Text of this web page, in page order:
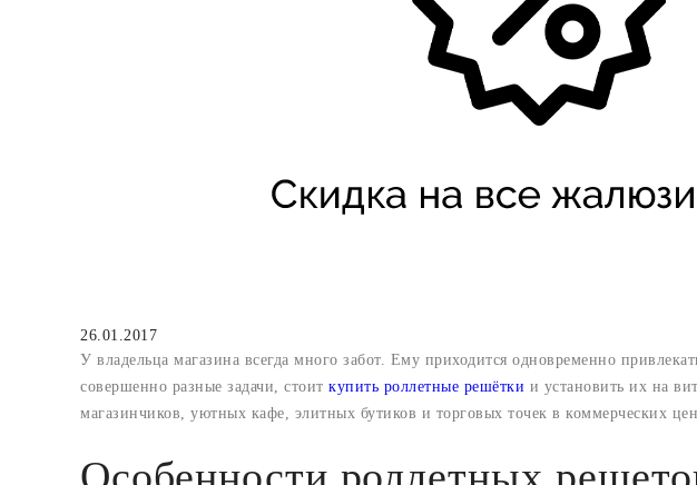
26.01.2017
У владельца магазина всегда много забот. Ему приходится одновременно
совершенно разные задачи, стоит купить роллетные решётки и установить их на
магазинчиков, уютных кафе, элитных бутиков и торговых точек в коммерческих